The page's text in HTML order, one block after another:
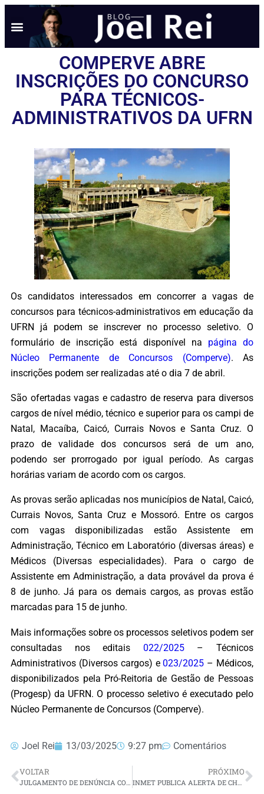
COMPERVE ABRE
INSCRIÇÕES DO CONCURSO
PARA TÉCNICOS-
ADMINISTRATIVOS DA UFRN
Os candidatos interessados em concorrer a vagas de
concursos para técnicos-administrativos em educação da
UFRN já podem se inscrever no processo seletivo. O
formulário de inscrição está disponível na página do
Núcleo Permanente de Concursos (Comperve). As
inscrições podem ser realizadas até o dia 7 de abril.
São ofertadas vagas e cadastro de reserva para diversos
cargos de nível médio, técnico e superior para os campi de
Natal, Macaíba, Caicó, Currais Novos e Santa Cruz. O
prazo de validade dos concursos será de um ano,
podendo ser prorrogado por igual período. As cargas
horárias variam de acordo com os cargos.
As provas serão aplicadas nos municípios de Natal, Caicó,
Currais Novos, Santa Cruz e Mossoró. Entre os cargos
com vagas disponibilizadas estão Assistente em
Administração, Técnico em Laboratório (diversas áreas) e
Médicos (Diversas especialidades). Para o cargo de
Assistente em Administração, a data provável da prova é
8 de junho. Já para os demais cargos, as provas estão
marcadas para 15 de junho.
Mais informações sobre os processos seletivos podem ser
consultadas nos editais 022/2025– Técnicos
Administrativos (Diversos cargos) e023/2025 – Médicos,
disponibilizados pela Pró-Reitoria de Gestão de Pessoas
(Progesp) da UFRN. O processo seletivo é executado pelo
Núcleo Permanente de Concursos (Comperve).
Joel Rei 13/03/2025 9:27 pm Comentários
VOLTAR
JULGAMENTO DE DENÚNCIA CONTRA BOLSONARO COMEÇA EM 25 DE MARÇO
PRÓXIMO
INMET PUBLICA ALERTA DE CHUVAS PARA 99 CIDADES DO RN